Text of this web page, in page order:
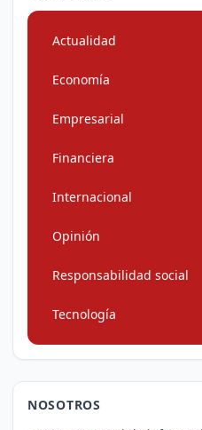
Actualidad
Economía
Empresarial
Financiera
Internacional
Opinión
Responsabilidad social
Tecnología
NOSOTROS